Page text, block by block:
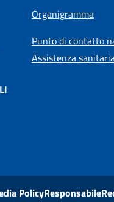
Organigramma
Punto di contatto
Assistenza
PolicyResponsabile